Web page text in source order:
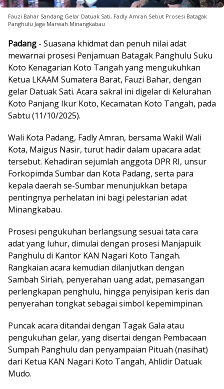
Fauzi Bahar Sandang Gelar Datuak Sati, Fadly Amran Sebut Prosesi Batagak
Panghulu Jaga Marwah Minangkabau
Padang - Suasana khidmat dan penuh nilai adat
mewarnai prosesi Penjamuan Batagak Panghulu Suku
Koto Kenagarian Koto Tangah yang mengukuhkan
Ketua LKAAM Sumatera Barat, Fauzi Bahar, dengan
gelar Datuak Sati. Acara sakral ini digelar di Kelurahan
Koto Panjang Ikur Koto, Kecamatan Koto Tangah, pada
Sabtu (11/10/2025).
Wali Kota Padang, Fadly Amran, bersama Wakil Wali
Kota, Maigus Nasir, turut hadir dalam upacara adat
tersebut. Kehadiran sejumlah anggota DPR RI, unsur
Forkopimda Sumbar dan Kota Padang, serta para
kepala daerah se-Sumbar menunjukkan betapa
pentingnya perhelatan ini bagi pelestarian adat
Minangkabau.
Prosesi pengukuhan berlangsung sesuai tata cara
adat yang luhur, dimulai dengan prosesi Manjapuik
Panghulu di Kantor KAN Nagari Koto Tangah.
Rangkaian acara kemudian dilanjutkan dengan
Sambah Siriah, penyerahan uang adat, pemasangan
perlengkapan penghulu, hingga penyisipan keris dan
penyerahan tongkat sebagai simbol kepemimpinan.
Puncak acara ditandai dengan Tagak Gala atau
pengukuhan gelar, yang disertai dengan Pembacaan
Sumpah Panghulu dan penyampaian Pituah (nasihat)
dari Ketua KAN Nagari Koto Tangah, Ahlidir Datuak
Mudo.